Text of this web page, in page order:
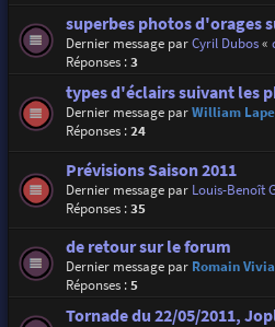
superbes photos d'orages
Dernier message parCyril Dubos«
Réponses :3
types d'éclairs suivant les
Dernier message parWilliam
Réponses :24
Prévisions Saison 2011
Dernier message par Louis-Benoît
Réponses :35
de retour sur le forum
Dernier message par Romain
Réponses :5
Tornade du 22/05/2011,